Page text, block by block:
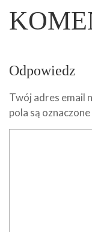
Odpowiedz
Twój adres email
pola są oznaczone